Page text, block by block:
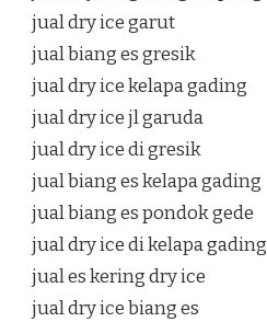
jual dry ice garut
jual biang es gresik
jual dry ice kelapa gading
jual dry ice jl garuda
jual dry ice di gresik
jual biang es kelapa gading
jual biang es pondok gede
jual dry ice di kelapa gading
jual es kering dry ice
jual dry ice biang es